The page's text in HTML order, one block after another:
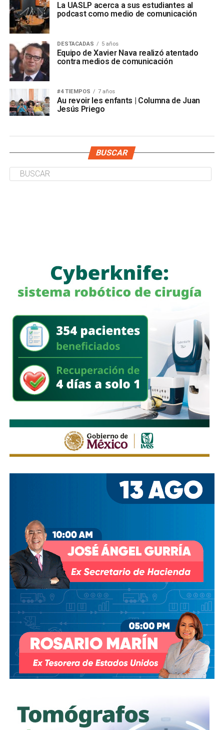
La UASLP acerca a sus estudiantes al
podcast como medio de comunicación
DESTACADAS 5 años
Equipo de Xavier Nava realizó atentado
contra medios de comunicación
#4 TIEMPOS 7 años
Au revoir les enfants | Columna de Juan
Jesús Priego
BUSCAR